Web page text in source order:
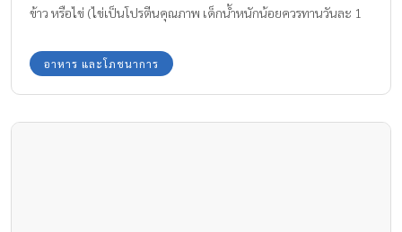
ข้าว หรือไข่ (ไข่เป็นโปรตีนคุณภาพ เด็กน้ำหนักน้อยควรทานวันละ 1
4-5 ชิ้น หรือผลไม้อื่นๆ นม 1 แก้ว ถ้าลูกรับประทานอาหารได้น้อย ให้
แบ่งย่อยมื้ออาหาร อาจชวนลูกให้มีส่วนร่วมในการเตรียมอาหาร ให้ลอง
เล่น เมื่อลูกใช้พลังงานจะทำให้หิว รับประทานได้มากขึ้น ไม่ควรให้ลูก
อาหาร และโภชนาการ